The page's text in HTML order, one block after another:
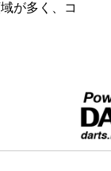
が多く、コ